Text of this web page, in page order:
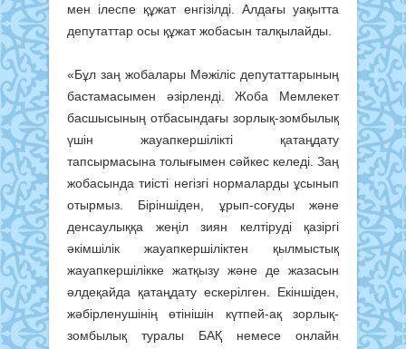
мен ілеспе құжат енгізілді. Алдағы уақытта
депутаттар осы құжат жобасын талқылайды.
«Бұл заң жобалары Мәжіліс депутаттарының
бастамасымен әзірленді. Жоба Мемлекет
басшысының отбасындағы зорлық-зомбылық
үшін жауапкершілікті қатаңдату
тапсырмасына толығымен сәйкес келеді. Заң
жобасында тиісті негізгі нормаларды ұсынып
отырмыз. Біріншіден, ұрып-соғуды және
денсаулыққа жеңіл зиян келтіруді қазіргі
әкімшілік жауапкершіліктен қылмыстық
жауапкершілікке жатқызу және де жазасын
әлдеқайда қатаңдату ескерілген. Екіншіден,
жәбірленушінің өтінішін күтпей-ақ зорлық-
зомбылық туралы БАҚ немесе онлайн